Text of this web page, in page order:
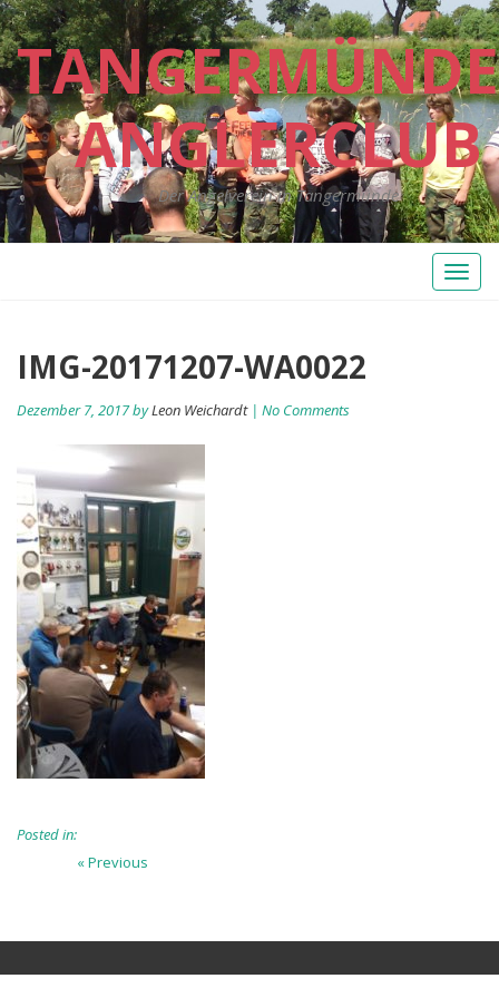
ANGLERCLUB
Der Angelverein in Tangermünde
Toggle
IMG-20171207-WA0022
Dezember 7, 2017 byLeon Weichardt| No Comments
Posted in:
Beitragsnavigation
« Previous